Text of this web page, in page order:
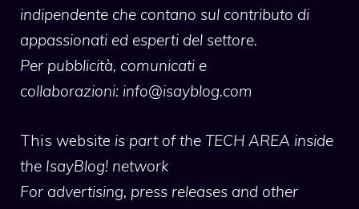
indipendente che contano sul contributo di
appassionati ed esperti del settore.
Per pubblicità, comunicati e
collaborazioni: info@isayblog.com
This website is part of the TECH AREA inside
the IsayBlog! network
For advertising, press releases and other